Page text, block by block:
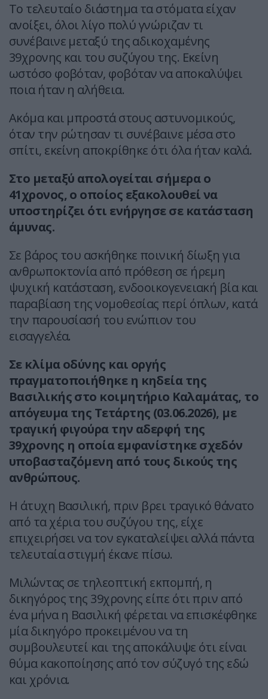
Το τελευταίο διάστημα τα στόματα είχαν
ανοίξει, όλοι λίγο πολύ γνώριζαν τι
συνέβαινε μεταξύ της αδικοχαμένης
39χρονης και του συζύγου της. Εκείνη
ωστόσο φοβόταν, φοβόταν να αποκαλύψει
ποια ήταν η αλήθεια.
Ακόμα και μπροστά στους αστυνομικούς,
όταν την ρώτησαν τι συνέβαινε μέσα στο
σπίτι, εκείνη αποκρίθηκε ότι όλα ήταν καλά.
Στο μεταξύ απολογείται σήμερα ο
41χρονος, ο οποίος εξακολουθεί να
υποστηρίζει ότι ενήργησε σε κατάσταση
άμυνας.
Σε βάρος του ασκήθηκε ποινική δίωξη για
ανθρωποκτονία από πρόθεση σε ήρεμη
ψυχική κατάσταση, ενδοοικογενειακή βία και
παραβίαση της νομοθεσίας περί όπλων, κατά
την παρουσίασή του ενώπιον του
εισαγγελέα.
Σε κλίμα οδύνης και οργής
πραγματοποιήθηκε η κηδεία της
Βασιλικής στο κοιμητήριο Καλαμάτας, το
απόγευμα της Τετάρτης (03.06.2026), με
τραγική φιγούρα την αδερφή της
39χρονης η οποία εμφανίστηκε σχεδόν
υποβασταζόμενη από τους δικούς της
ανθρώπους.
Η άτυχη Βασιλική, πριν βρει τραγικό θάνατο
από τα χέρια του συζύγου της, είχε
επιχειρήσει να τον εγκαταλείψει αλλά πάντα
τελευταία στιγμή έκανε πίσω.
Μιλώντας σε τηλεοπτική εκπομπή, η
δικηγόρος της 39χρονης είπε ότι πριν από
ένα μήνα η Βασιλική φέρεται να επισκέφθηκε
μία δικηγόρο προκειμένου να τη
συμβουλευτεί και της αποκάλυψε ότι είναι
θύμα κακοποίησης από τον σύζυγό της εδώ
και χρόνια.